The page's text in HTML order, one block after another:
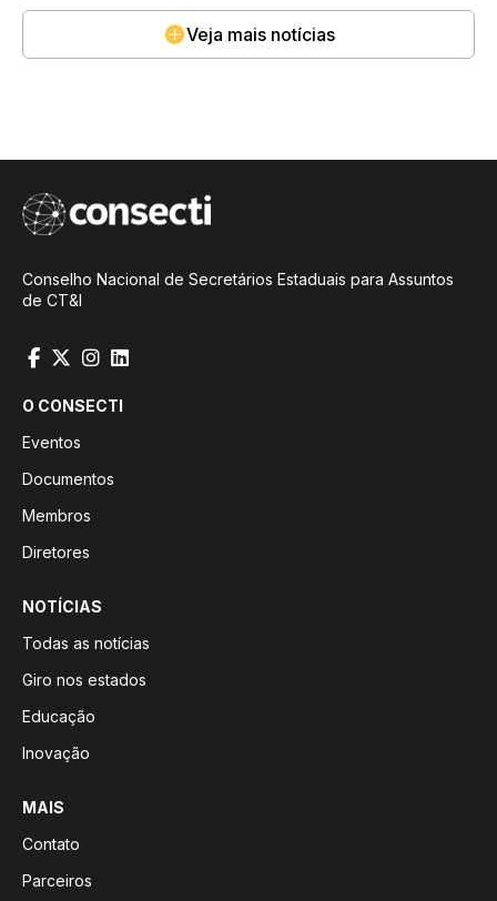
Veja mais notícias
Conselho Nacional de Secretários Estaduais para Assuntos
de CT&I
O CONSECTI
Eventos
Documentos
Membros
Diretores
NOTÍCIAS
Todas as notícias
Giro nos estados
Educação
Inovação
MAIS
Contato
Parceiros